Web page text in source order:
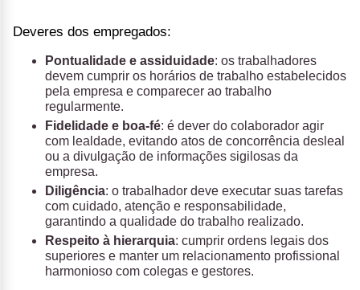
Deveres dos empregados:
Pontualidade e assiduidade: os trabalhadores
devem cumprir os horários de trabalho estabelecidos
pela empresa e comparecer ao trabalho
regularmente.
Fidelidade e boa-fé: é dever do colaborador agir
com lealdade, evitando atos de concorrência desleal
ou a divulgação de informações sigilosas da
empresa.
Diligência: o trabalhador deve executar suas tarefas
com cuidado, atenção e responsabilidade,
garantindo a qualidade do trabalho realizado.
Respeito à hierarquia: cumprir ordens legais dos
superiores e manter um relacionamento profissional
harmonioso com colegas e gestores.